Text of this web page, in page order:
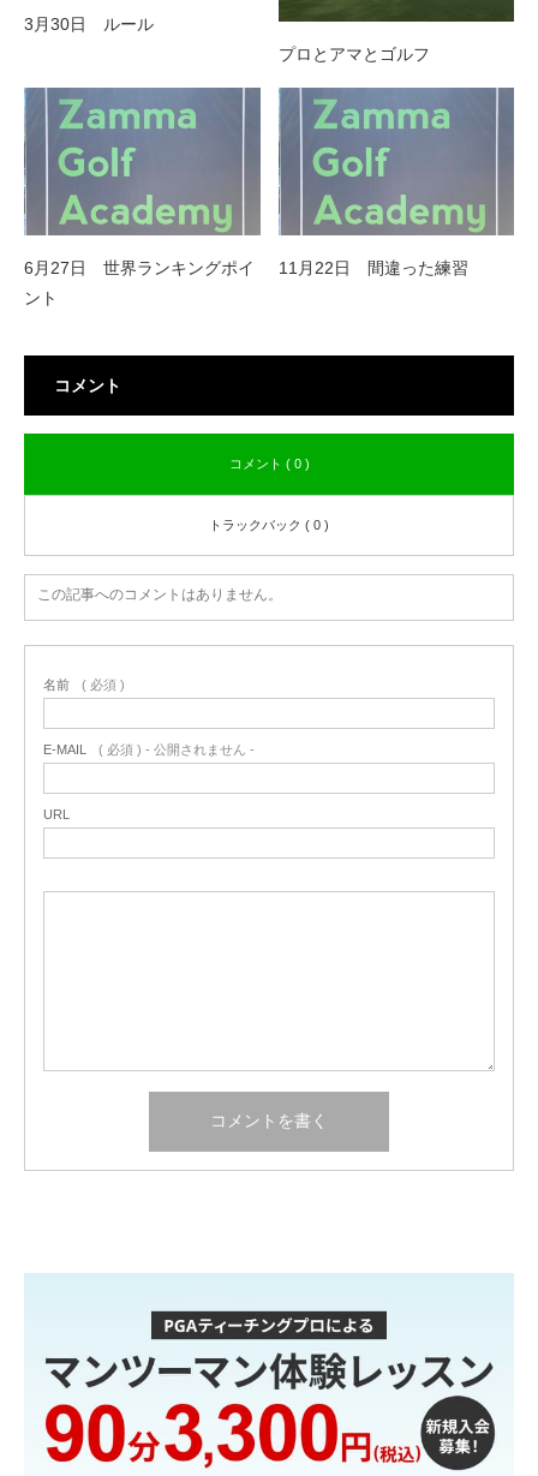
3月30日 ルール
プロとアマとゴルフ
6月27日 世界ランキングポイ
ント
11月22日 間違った練習
コメント
コメント ( 0 )
トラックバック ( 0 )
この記事へのコメントはありません。
名前 ( 必須 )
E-MAIL ( 必須 ) - 公開されません -
URL